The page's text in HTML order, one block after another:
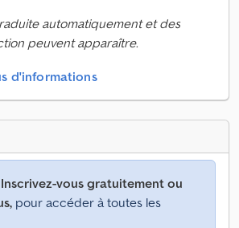
automatiquement et des
peuvent apparaître.
d'informations
Inscrivez-vous gratuitement ou
pour accéder à toutes les